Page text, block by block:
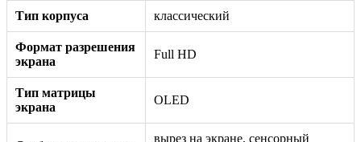
Тип корпуса классический
Формат разрешения
экрана
Full HD
Тип матрицы
экрана
OLED
вырез на экране, сенсорный